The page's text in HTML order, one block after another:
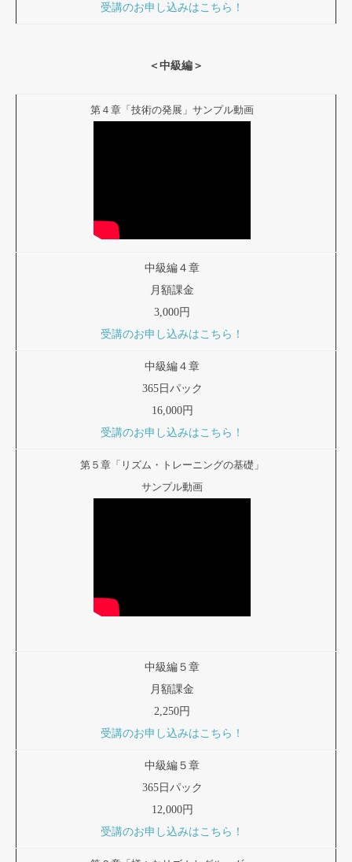
受講のお申し込みはこちら！
＜中級編＞
第４章「技術の発展」サンプル動画
中級編４章
月額課金
3,000円
受講のお申し込みはこちら！
中級編４章
365日パック
16,000円
受講のお申し込みはこちら！
第５章「リズム・トレーニングの基礎」
サンプル動画
中級編５章
月額課金
2,250円
受講のお申し込みはこちら！
中級編５章
365日パック
12,000円
受講のお申し込みはこちら！